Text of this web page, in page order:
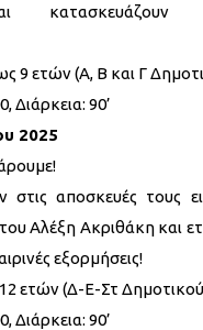
κατασκευάζουν
9 ετών (Α, Β και Γ
Διάρκεια: 90’
2025
στις αποσκευές τους
Αλέξη Ακριθάκη και
εξορμήσεις!
12 ετών (Δ-Ε-Στ
Διάρκεια: 90’